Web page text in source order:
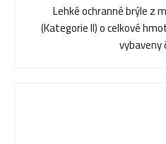
Lehké ochranné brýle z
(Kategorie II) o celkové
vybaveny